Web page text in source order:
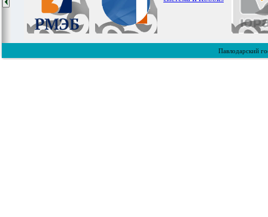
Павлодарский